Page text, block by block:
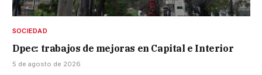
SOCIEDAD
Dpec: trabajos de mejoras en Capital e Interior
5 de agosto de 2026